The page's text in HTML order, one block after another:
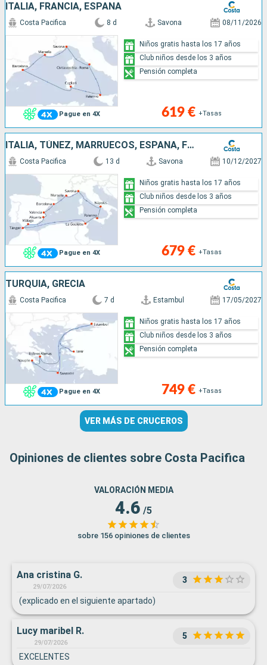
ITALIA, FRANCIA, ESPAÑA
Pague en 4X
Costa Pacifica 8 d Savona 08/11/2026
619 € +Tasas
Niños gratis hasta los 17 años
Club niños desde los 3 años
Pensión completa
ITALIA, TÚNEZ, MARRUECOS, ESPAÑA, FRANCIA
Pague en 4X
Costa Pacifica 13 d Savona 10/12/2027
679 € +Tasas
Niños gratis hasta los 17 años
Club niños desde los 3 años
Pensión completa
TURQUÍA, GRECIA
Pague en 4X
Costa Pacifica 7 d Estambul 17/05/2027
749 € +Tasas
Niños gratis hasta los 17 años
Club niños desde los 3 años
Pensión completa
VER MÁS DE CRUCEROS
Opiniones de clientes sobre Costa Pacifica
VALORACIÓN MEDIA
4.6 /5
sobre 156 opiniones de clientes
Ana cristina G.
29/07/2026
3
(explicado en el siguiente apartado)
Lucy maribel R.
29/07/2026
5
EXCELENTES